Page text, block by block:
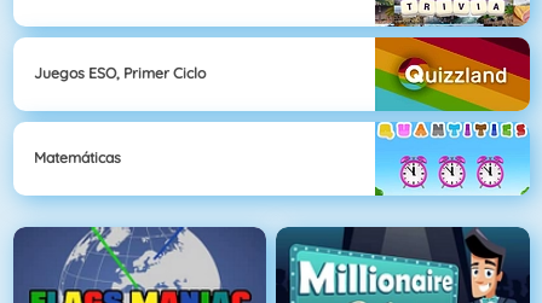
Juegos ESO, Primer Ciclo
Matemáticas